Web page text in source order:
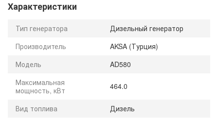
Характеристики
Тип генератора
Дизельный генератор
Производитель
AKSA (Турция)
Модель
AD580
Максимальная
мощность, кВт
464.0
Вид топлива
Дизель